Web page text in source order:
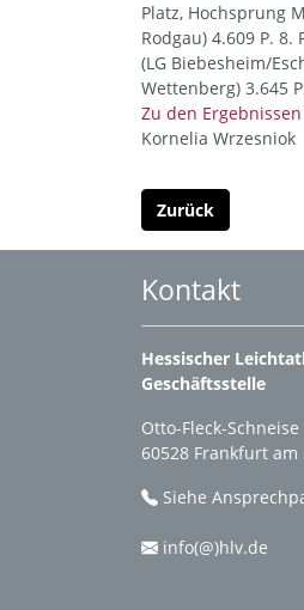
Platz, Hochsprung
Rodgau) 4.609 P.
(LG Biebesheim/
Wettenberg) 3.645
Zu den
Kornelia Wrzesniok
Zurück
Kontakt
Hessischer
Geschäftsstelle
Otto-Fleck-Schneise
60528 Frankfurt am
Siehe
info(@)hlv.de